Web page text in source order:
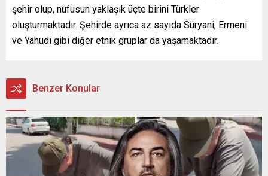
şehir olup, nüfusun yaklaşık üçte birini Türkler
oluşturmaktadır. Şehirde ayrıca az sayıda Süryani, Ermeni
ve Yahudi gibi diğer etnik gruplar da yaşamaktadır.
Benzer Konular